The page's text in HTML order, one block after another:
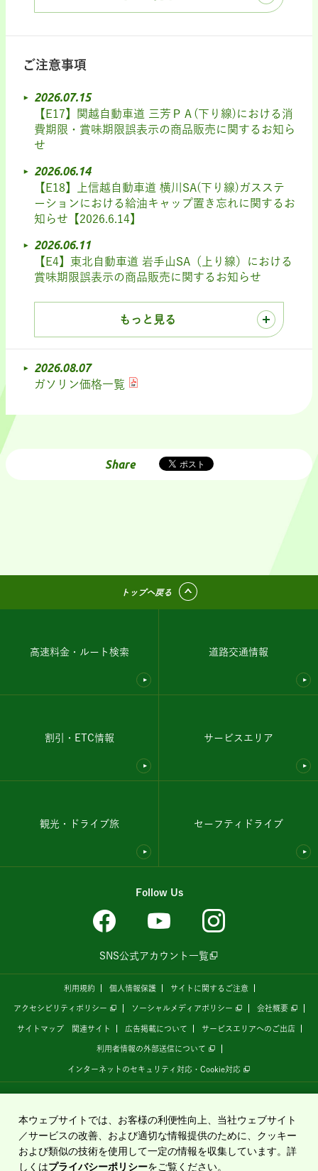
ご注意事項
2026.07.15
【E17】関越自動車道 三芳ＰＡ(下り線)における消
費期限・賞味期限誤表示の商品販売に関するお知ら
せ
2026.06.14
【E18】上信越自動車道 横川SA(下り線)ガスステ
ーションにおける給油キャップ置き忘れに関するお
知らせ【2026.6.14】
2026.06.11
【E4】東北自動車道 岩手山SA（上り線）における
賞味期限誤表示の商品販売に関するお知らせ
もっと見る
2026.08.07
ガソリン価格一覧
Share
トップへ戻る
高速料金・ルート検索 道路交通情報
割引・ETC情報 サービスエリア
観光・ドライブ旅 セーフティドライブ
Follow Us
SNS公式アカウント一覧
利用規約 個人情報保護 サイトに関するご注意
アクセシビリティポリシー ソーシャルメディアポリシー 会社概要
サイトマップ 関連サイト 広告掲載について サービスエリアへのご出店
利用者情報の外部送信について
インターネットのセキュリティ対応・Cookie対応
運営しています。
Copyright©2020 East Nippon Expressway Company Limited
All Rights Reserved.
本ウェブサイトでは、お客様の利便性向上、当社ウェブサイト
／サービスの改善、および適切な情報提供のために、クッキー
および類似の技術を使用して一定の情報を収集しています。詳
しくはプライバシーポリシーをご覧ください。